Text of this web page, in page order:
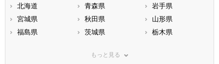
北海道 青森県
岩手県
宮城県
秋田県
山形県
福島県
茨城県
栃木県
神奈川県
もっと見る